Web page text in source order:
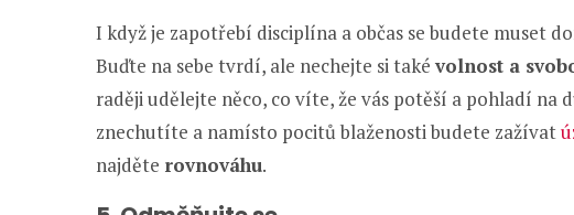
I když je zapotřebí disciplína a občas se budete muset
Buďte na sebe tvrdí, ale nechejte si také volnost a
raději udělejte něco, co víte, že vás potěší a pohladí na
znechutíte a namísto pocitů blaženosti budete zažívat
najděte rovnováhu.